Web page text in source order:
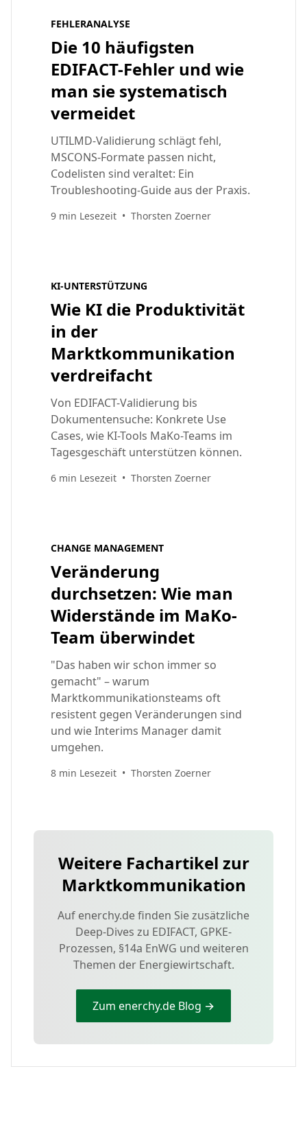
FEHLERANALYSE
Die 10 häufigsten
EDIFACT-Fehler und wie
man sie systematisch
vermeidet
UTILMD-Validierung schlägt fehl,
MSCONS-Formate passen nicht,
Codelisten sind veraltet: Ein
Troubleshooting-Guide aus der Praxis.
9 min Lesezeit • Thorsten Zoerner
KI-UNTERSTÜTZUNG
Wie KI die Produktivität
in der
Marktkommunikation
verdreifacht
Von EDIFACT-Validierung bis
Dokumentensuche: Konkrete Use
Cases, wie KI-Tools MaKo-Teams im
Tagesgeschäft unterstützen können.
6 min Lesezeit • Thorsten Zoerner
CHANGE MANAGEMENT
Veränderung
durchsetzen: Wie man
Widerstände im MaKo-
Team überwindet
"Das haben wir schon immer so
gemacht" – warum
Marktkommunikationsteams oft
resistent gegen Veränderungen sind
und wie Interims Manager damit
umgehen.
8 min Lesezeit • Thorsten Zoerner
Weitere Fachartikel zur
Marktkommunikation
Auf enerchy.de finden Sie zusätzliche
Deep-Dives zu EDIFACT, GPKE-
Prozessen, §14a EnWG und weiteren
Themen der Energiewirtschaft.
Zum enerchy.de Blog →